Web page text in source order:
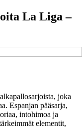
La Liga –
joka
Espanjan pääsarja,
intohimoa ja
elementit,